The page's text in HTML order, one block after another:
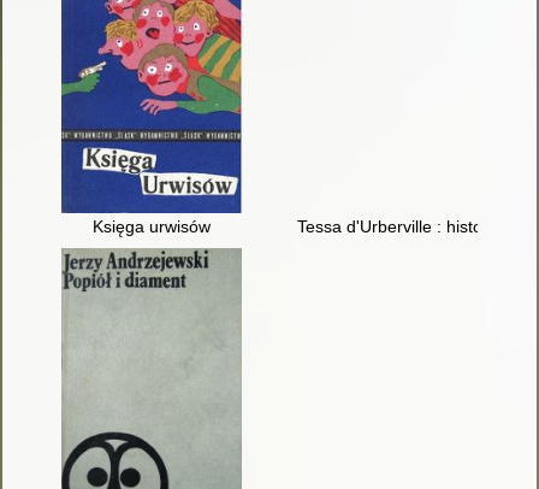
Księga urwisów Tessa d'Urberville : historia